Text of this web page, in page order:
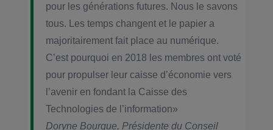
pour les générations futures. Nous le savons
tous. Les temps changent et le papier a
majoritairement fait place au numérique.
C’est pourquoi en 2018 les membres ont voté
pour propulser leur caisse d’économie vers
l’avenir en fondant la Caisse des
Technologies de l’information»
Doryne Bourque, Présidente du Conseil